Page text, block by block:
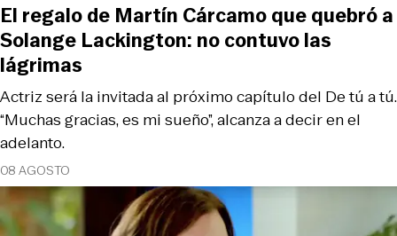
08 AGOSTO
Actriz será la invitada al próximo capítulo del De tú a tú.
“Muchas gracias, es mi sueño”, alcanza a decir en el
adelanto.
El regalo de Martín Cárcamo que quebró a
Solange Lackington: no contuvo las
lágrimas